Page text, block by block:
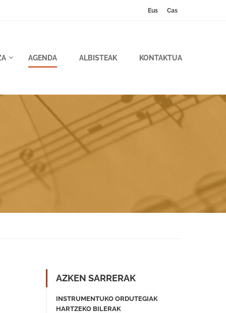
Eus Cas
AGENDA ALBISTEAK KONTAKTUA
AZKEN SARRERAK
INSTRUMENTUKO ORDUTEGIAK
HARTZEKO BILERAK